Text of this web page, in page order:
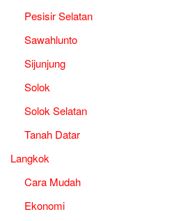
Pesisir Selatan
Sawahlunto
Sijunjung
Solok
Solok Selatan
Tanah Datar
Langkok
Cara Mudah
Ekonomi